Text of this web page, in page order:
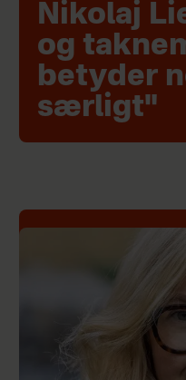
Nikolaj
og
betyder
særligt"